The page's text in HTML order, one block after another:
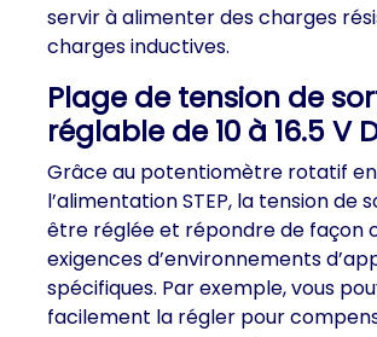
servir à alimenter des charges
charges inductives.
Plage de tension de
réglable de 10 à 16.5 V
Grâce au potentiomètre rotatif
l’alimentation STEP, la tension de
être réglée et répondre de façon
exigences d’environnements
spécifiques. Par exemple, vous
facilement la régler pour